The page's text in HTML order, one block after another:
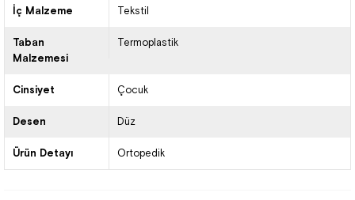
İç Malzeme Tekstil
Taban
Malzemesi
Termoplastik
Cinsiyet Çocuk
Desen Düz
Ürün Detayı Ortopedik